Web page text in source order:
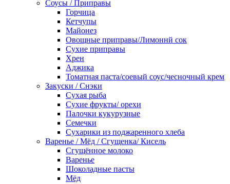
Соусы / Приправы
Горчица
Кетчупы
Майонез
Овощные приправы/Лимоннй сок
Сухие приправы
Хрен
Аджика
Томатная паста/соевый соус/чесночный крем
Закуски / Снэки
Сухая рыба
Сухие фрукты/ орехи
Палочки кукурузные
Семечки
Сухарики из поджаренного хлеба
Варенье / Мёд / Сгущенка/ Кисель
Сгущённое молоко
Варенье
Шоколадные пасты
Мёд